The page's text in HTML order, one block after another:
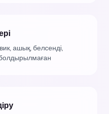
ашық, белсенді,